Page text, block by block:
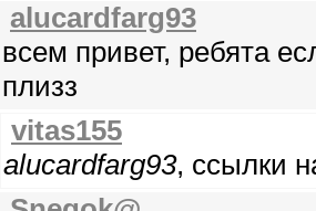
alucardfarg93
всем привет, ребята
плизз
vitas155
alucardfarg93, ссылки